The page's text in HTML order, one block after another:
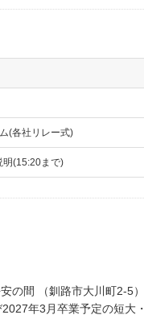
(各社リレー式)
明(15:20まで)
の間 （釧路市大川町2-5）
年3月卒業予定の短大